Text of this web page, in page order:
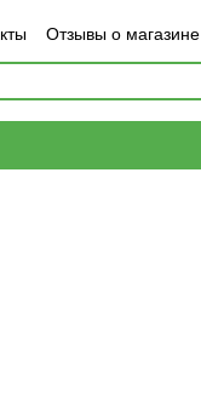
Отзывы о магазине